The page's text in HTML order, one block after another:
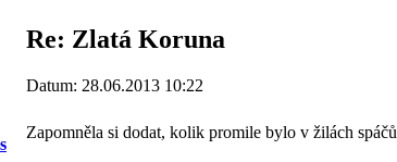
Re: Zlatá Koruna
Datum: 28.06.2013 10:22
Zapomněla si dodat, kolik promile bylo v žilách spáčů